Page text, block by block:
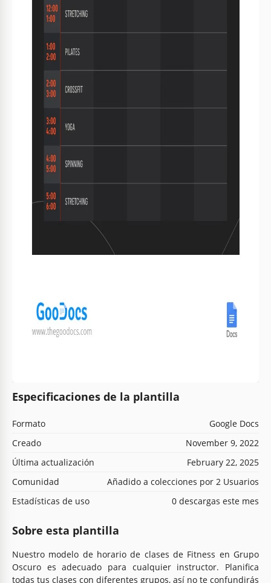
Especificaciones de la plantilla
Formato
Google Docs
Creado
November 9, 2022
Última actualización
February 22, 2025
Comunidad
Añadido a colecciones por 2 Usuarios
Estadísticas de uso
0 descargas este mes
Sobre esta plantilla
Nuestro modelo de horario de clases de Fitness en Grupo
Oscuro es adecuado para cualquier instructor. Planifica
todas tus clases con diferentes grupos, así no te confundirás